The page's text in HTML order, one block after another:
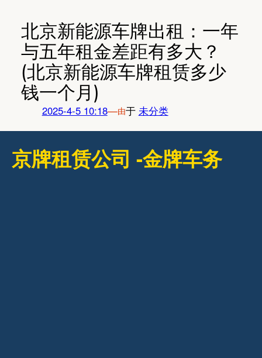
北京新能源车牌出租：一年
与五年租金差距有多大？
(北京新能源车牌租赁多少
钱一个月)
2025-4-5 10:18—由于 未分类
京牌租赁公司 -金牌车务